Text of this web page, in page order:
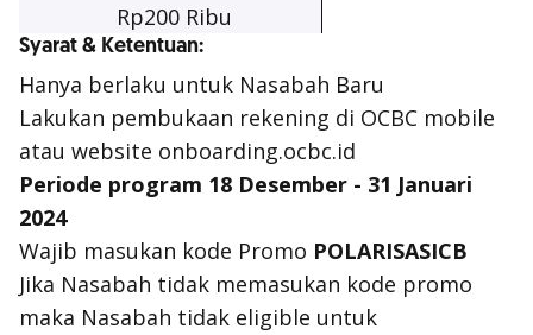
Rp200 Ribu
Syarat & Ketentuan:
Hanya berlaku untuk Nasabah Baru
Lakukan pembukaan rekening di OCBC mobile
atau website onboarding.ocbc.id
Periode program 18 Desember - 31 Januari
2024
Wajib masukan kode Promo POLARISASICB
Jika Nasabah tidak memasukan kode promo
maka Nasabah tidak eligible untuk